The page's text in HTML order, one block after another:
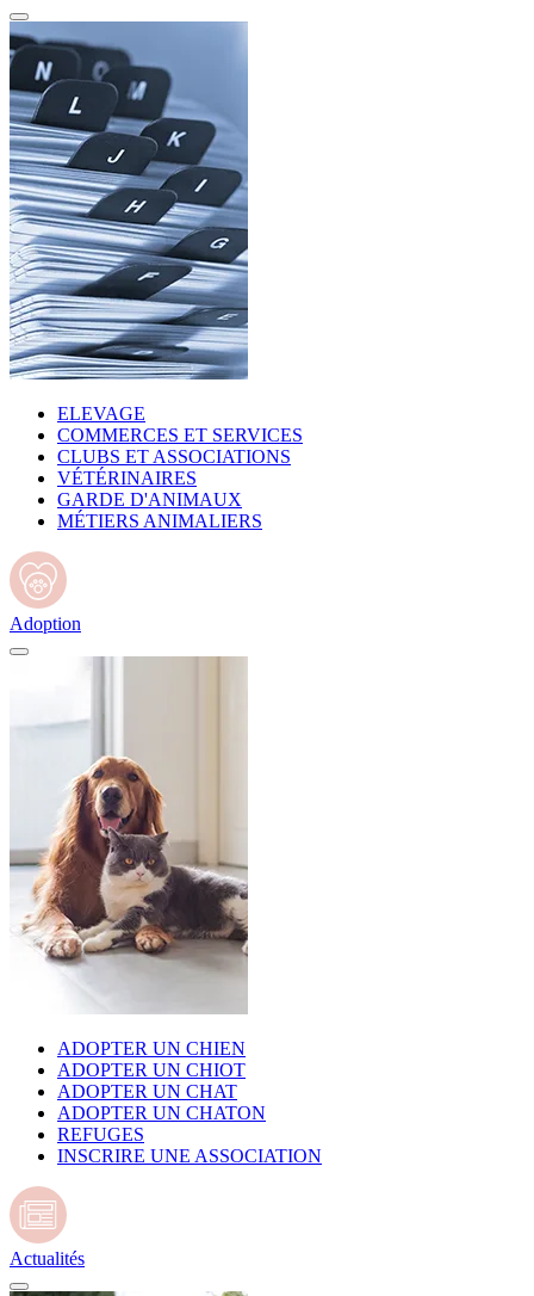
ELEVAGE
COMMERCES ET SERVICES
CLUBS ET ASSOCIATIONS
VÉTÉRINAIRES
GARDE D'ANIMAUX
MÉTIERS ANIMALIERS
Adoption
ADOPTER UN CHIEN
ADOPTER UN CHIOT
ADOPTER UN CHAT
ADOPTER UN CHATON
REFUGES
INSCRIRE UNE ASSOCIATION
Actualités